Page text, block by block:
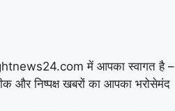
में आपका स्वागत है –
और निष्पक्ष खबरों का आपका भरोसेमंद